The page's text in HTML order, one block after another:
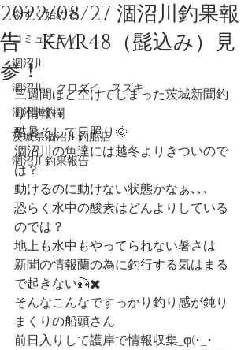
今すぐ始める
コミュニティ
涸沼川
涸沼川、クロダイ、スズキ
涸沼川釣
茨城県涸沼川釣船店
涸沼川釣果報告
2022/08/27 涸沼川釣果報
告 KMR48（髭込み）見
参！
三週間ほど空けてしまった茨城新聞釣
り情報欄
酷暑そして日照り🌞
涸沼川の魚達には越冬よりきついので
は？
動けるのに動けない状態かなぁ､､､
恐らく水中の酸素はどんよりしている
のでは？
地上も水中もやってられない暑さは
新聞の情報蘭の為に釣行する気はまる
で起きない🎣✖️
そんなこんなですっかり釣り感が鈍り
まくりの船頭さん
前日入りして護岸で情報収集_φ(･_･